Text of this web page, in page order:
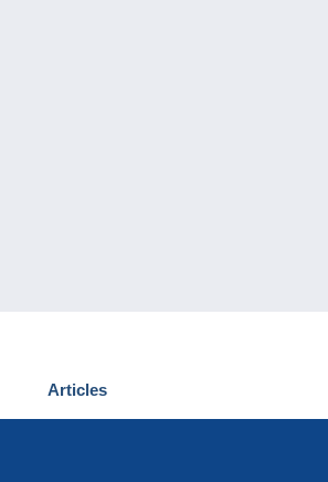
Articles